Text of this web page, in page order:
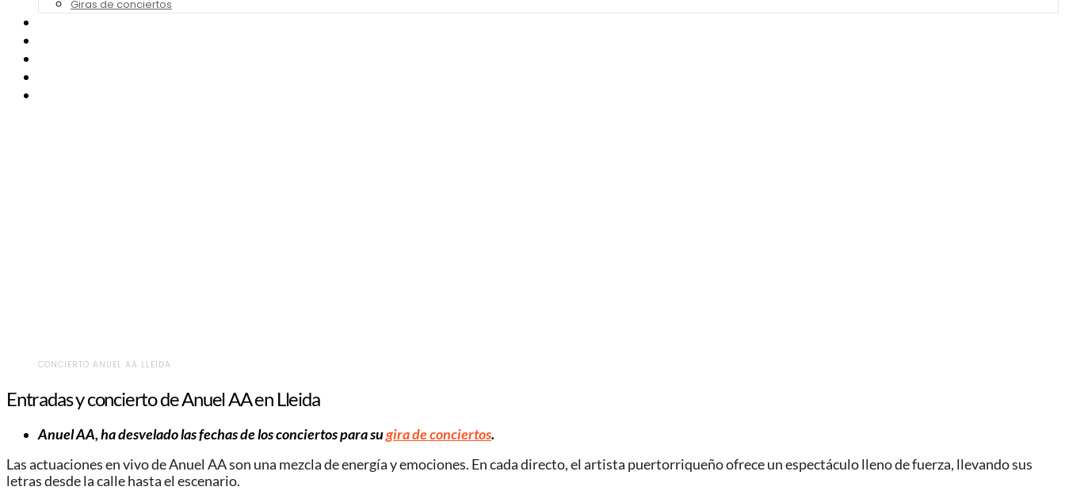
Giras de conciertos
CONCIERTO ANUEL AA LLEIDA
Entradas y concierto de Anuel AA en Lleida
Anuel AA, ha desvelado las fechas de los conciertos para sugira de conciertos.
Las actuaciones en vivo de Anuel AA son una mezcla de energía y emociones. En cada directo, el artista puertorriqueño ofrece un espectáculo lleno de fuerza, llevando sus
letras desde la calle hasta el escenario.